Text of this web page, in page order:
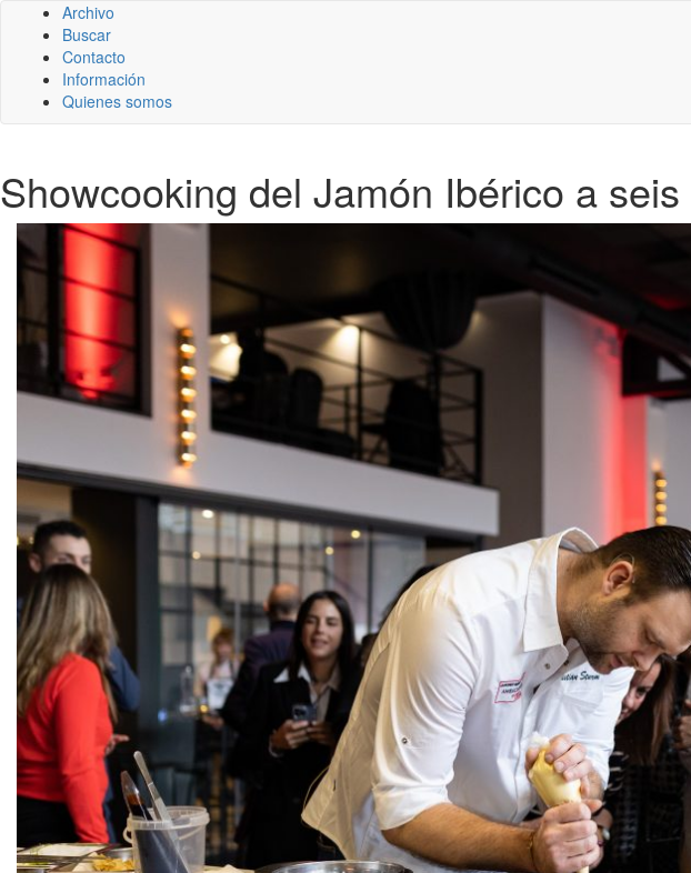
Archivo
Buscar
Contacto
Información
Quienes somos
Showcooking del Jamón Ibérico a